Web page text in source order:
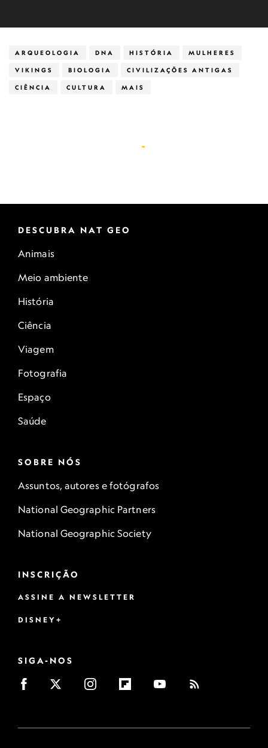
ARQUEOLOGIA DNA HISTÓRIA MULHERES
VIKINGS BIOLOGIA CIVILIZAÇÕES ANTIGAS
CIÊNCIA CULTURA MAIS
DESCUBRA NAT GEO
Animais
Meio ambiente
História
Ciência
Viagem
Fotografia
Espaço
Saúde
SOBRE NÓS
Assuntos, autores e fotógrafos
National Geographic Partners
National Geographic Society
INSCRIÇÃO
ASSINE A NEWSLETTER
DISNEY+
SIGA-NOS